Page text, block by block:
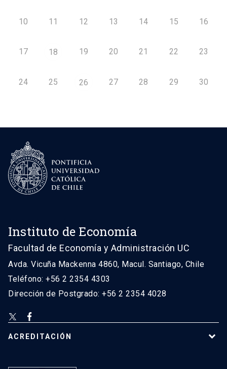
10 11 12 13 14 15 16
17 18 19 20 21 22 23
24 25 26 27 28 29 30
Instituto de Economía
Facultad de Economía y Administración UC
Avda. Vicuña Mackenna 4860, Macul. Santiago, Chile
Teléfono: +56 2 2354 4303
Dirección de Postgrado: +56 2 2354 4028
ACREDITACIÓN